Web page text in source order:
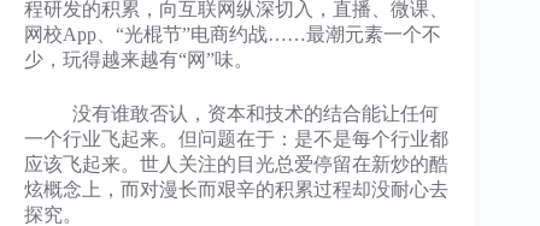
程研发的积累，向互联网纵深切入，直播、微课、
网校App、“光棍节”电商约战……最潮元素一个不
少，玩得越来越有“网”味。
没有谁敢否认，资本和技术的结合能让任何
一个行业飞起来。但问题在于：是不是每个行业都
应该飞起来。世人关注的目光总爱停留在新炒的酷
炫概念上，而对漫长而艰辛的积累过程却没耐心去
探究。